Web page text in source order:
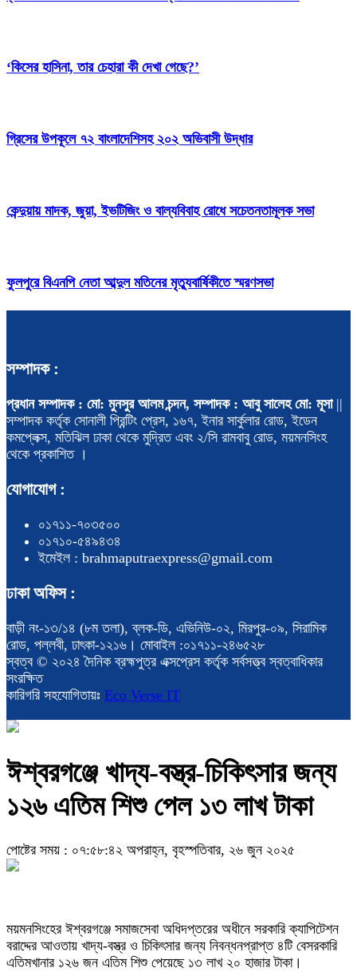
‘কিসের হাসিনা, তার চেহারা কী দেখা গেছে?’
গ্রিসের উপকূলে ৭২ বাংলাদেশিসহ ২০২ অভিবাসী উদ্ধার
কেন্দুয়ায় মাদক, জুয়া, ইভটিজিং ও বাল্যবিবাহ রোধে সচেতনতামূলক সভা
ফুলপুরে বিএনপি নেতা আব্দুল মতিনের মৃত্যুবার্ষিকীতে স্মরণসভা
সম্পাদক :
প্রধান সম্পাদক : মো: মুনসুর আলম চন্দন, সম্পাদক : আবু সালেহ মো: মূসা||
সম্পাদক কর্তৃক সোনালী প্রিন্টিং প্রেস, ১৬৭, ইনার সার্কুলার রোড, ইডেন
কমপ্লেক্স, মতিঝিল ঢাকা থেকে মুদ্রিত এবং ২/সি রামবাবু রোড, ময়মনসিংহ
থেকে প্রকাশিত ।
যোগাযোগ :
০১৭১১-৭০৩৫০০
০১৭১০-৫৪৯৪৩৪
ইমেইল : brahmaputraexpress@gmail.com
ঢাকা অফিস :
বাড়ী নং-১৩/১৪ (৮ম তলা), ব্লক-ডি, এভিনিউ-০২, মিরপুর-০৯, সিরামিক
রোড, পল্লবী, ঢাৎকা-১২১৬। মোবাইল :০১৭১১-২৪৬৫২৮
স্বত্ব © ২০২৪ দৈনিক ব্রহ্মপুত্র এক্সপ্রেস কর্তৃক সর্বসত্ত্ব স্বত্বাধিকার
সংরক্ষিত
কারিগরি সহযোগিতায়ঃ Eco Verse IT
ঈশ্বরগঞ্জে খাদ্য-বস্ত্র-চিকিৎসার জন্য
১২৬ এতিম শিশু পেল ১৩ লাখ টাকা
পোষ্টের সময় : ০৭:৫৮:৪২ অপরাহ্ন, বৃহস্পতিবার, ২৬ জুন ২০২৫
ময়মনসিংহের ঈশ্বরগঞ্জে সমাজসেবা অধিদপ্তরের অধীনে সরকারি ক্যাপিটেশন
বরাদ্দের আওতায় খাদ্য-বস্ত্র ও চিকিৎসার জন্য নিবন্ধনপ্রাপ্ত ৪টি বেসরকারি
এতিমখানার ১২৬ জন এতিম শিশু পেয়েছে ১৩ লাখ ২০ হাজার টাকা।